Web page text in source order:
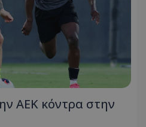
ΑΕΚ κόντρα στην